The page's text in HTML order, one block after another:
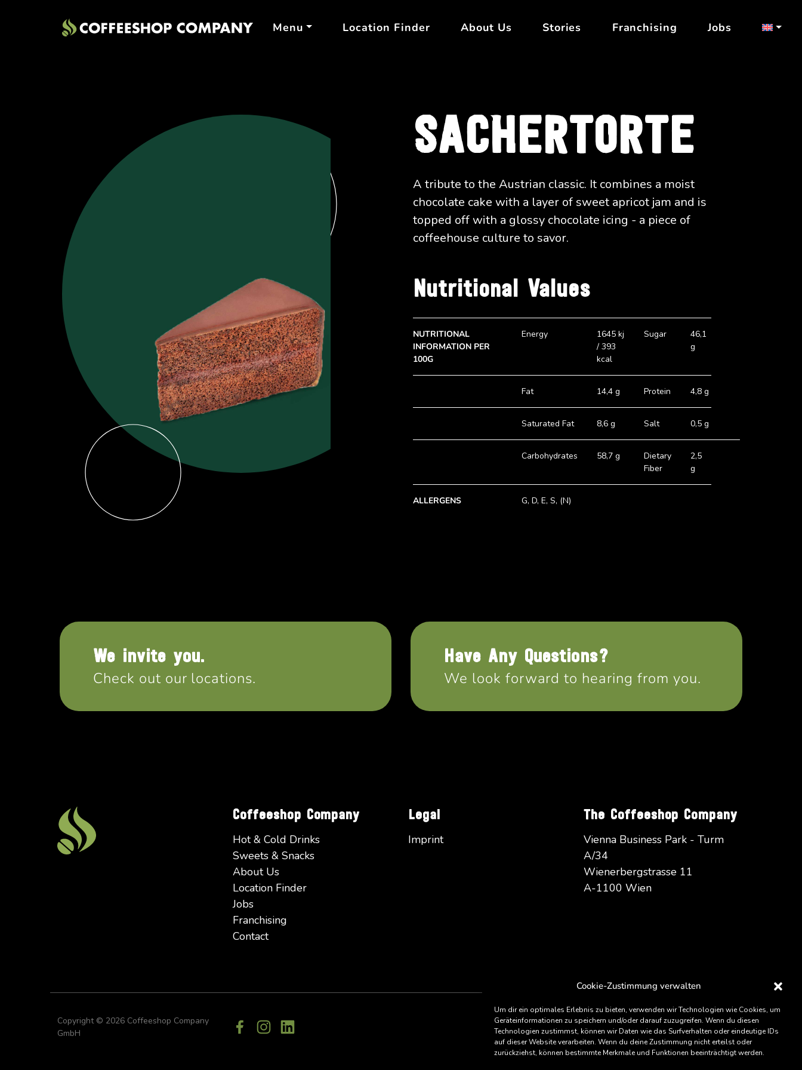
Cookie-Zustimmung verwalten
Um dir ein optimales Erlebnis zu bieten, verwenden wir Technologien wie Cookies, um
Geräteinformationen zu speichern und/oder darauf zuzugreifen. Wenn du diesen
Technologien zustimmst, können wir Daten wie das Surfverhalten oder eindeutige IDs
auf dieser Website verarbeiten. Wenn du deine Zustimmung nicht erteilst oder
zurückziehst, können bestimmte Merkmale und Funktionen beeinträchtigt werden.
Menu Location Finder About Us Stories Franchising Jobs
SACHERTORTE
A tribute to the Austrian classic. It combines a moist
chocolate cake with a layer of sweet apricot jam and is
topped off with a glossy chocolate icing - a piece of
coffeehouse culture to savor.
Nutritional Values
NUTRITIONAL
INFORMATION PER
100G
Energy
1645 kj
/ 393
kcal
Sugar
46,1
g
Fat 14,4 g Protein 4,8 g
Saturated Fat 8,6 g Salt 0,5 g
Carbohydrates 58,7 g
Dietary
Fiber
2,5
g
ALLERGENS G, D, E, S, (N)
We invite you.
Check out our locations.
Have Any Questions?
We look forward to hearing from you.
Coffeeshop Company
Hot & Cold Drinks
Sweets & Snacks
About Us
Location Finder
Jobs
Franchising
Contact
Legal
Imprint
The Coffeeshop Company
Vienna Business Park - Turm
A/34
Wienerbergstrasse 11
A-1100 Wien
AnEatery GroupCompany
Copyright © 2026 Coffeeshop Company
GmbH